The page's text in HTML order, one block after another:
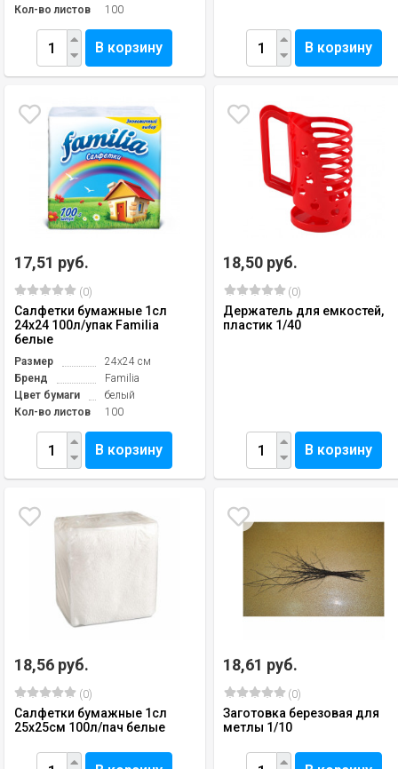
Кол-во листов
100
В корзину В корзину
17,51 руб.
(0)
Салфетки бумажные 1сл
24х24 100л/упак Familia
белые
Размер
24х24 см
Бренд
Familia
Цвет бумаги
белый
Кол-во листов
100
В корзину
18,50 руб.
(0)
Держатель для емкостей,
пластик 1/40
В корзину
18,56 руб.
(0)
Салфетки бумажные 1сл
25х25см 100л/пач белые
18,61 руб.
(0)
Заготовка березовая для
метлы 1/10